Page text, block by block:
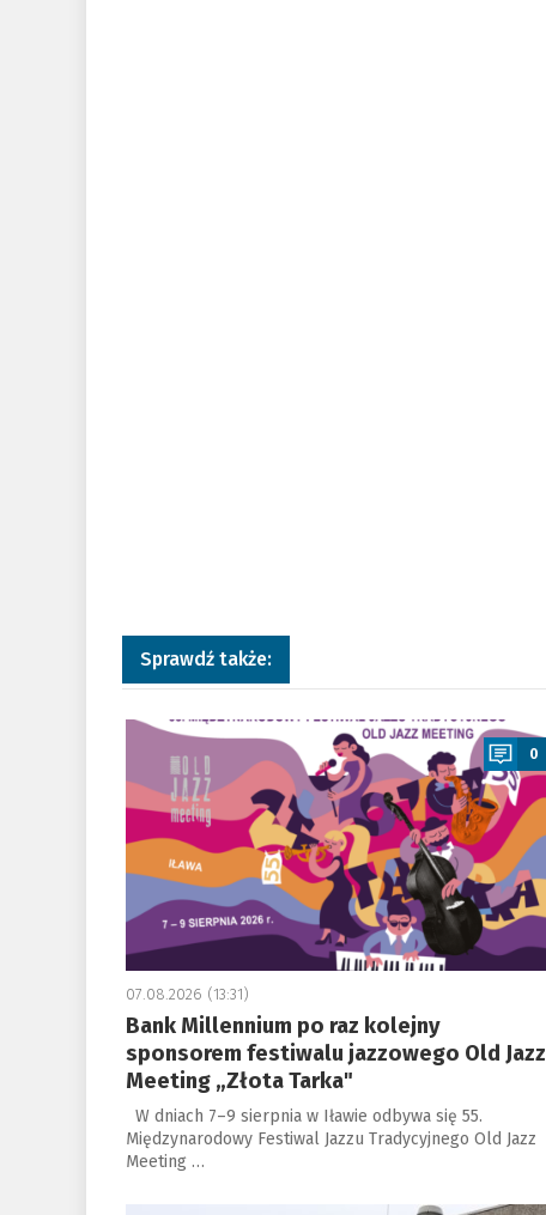
Sprawdź także:
a
0
07.08.2026 (13:31)
Bank Millennium po raz kolejny
sponsorem festiwalu jazzowego Old Jazz
Meeting „Złota Tarka"
W dniach 7–9 sierpnia w Iławie odbywa się 55.
Międzynarodowy Festiwal Jazzu Tradycyjnego Old Jazz
Meeting …